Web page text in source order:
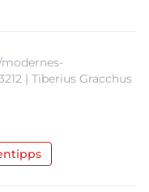
| Tiberius Gracchus